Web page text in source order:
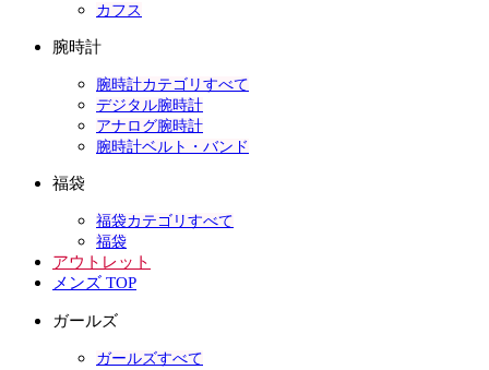
カフス
腕時計
腕時計カテゴリすべて
デジタル腕時計
アナログ腕時計
腕時計ベルト・バンド
福袋
福袋カテゴリすべて
福袋
アウトレット
メンズ TOP
ガールズ
ガールズすべて